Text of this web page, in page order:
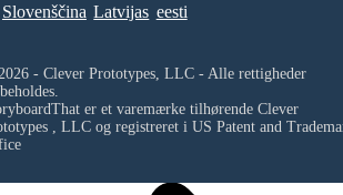
Slovenščina Latvijas eesti
- Clever Prototypes, LLC - Alle rettigheder
er et varemærke tilhørende Clever
, LLCog registreret i US Patent and